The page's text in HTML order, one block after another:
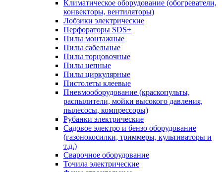
Климатическое оборудование (обогреватели,
конвекторы, вентиляторы)
Лобзики электрические
Перфораторы SDS+
Пилы монтажные
Пилы сабельные
Пилы торцовочные
Пилы цепные
Пилы циркулярные
Пистолеты клеевые
Пневмооборудование (краскопульты,
распылители, мойки высокого давления,
пылесосы, компрессоры)
Рубанки электрические
Садовое электро и бензо оборудование
(газонокосилки, триммеры, культиваторы и
т.д.)
Сварочное оборудование
Точила электрические